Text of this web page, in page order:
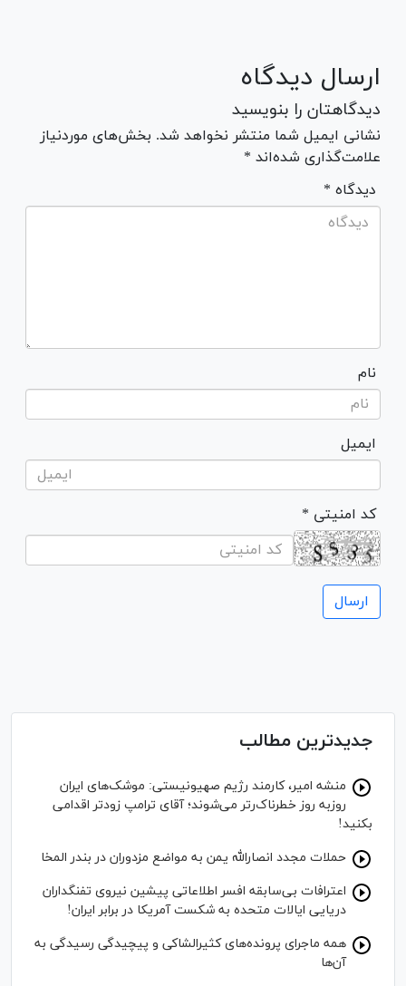
ارسال دیدگاه
دیدگاهتان را بنویسید
نشانی ایمیل شما منتشر نخواهد شد. بخش‌های موردنیاز
علامت‌گذاری شده‌اند *
* دیدگاه
نام
ایمیل
* کد امنیتی
جدیدترین مطالب
منشه امیر، کارمند رژیم صهیونیستی: موشک‌های ایران
روزبه روز خطرناک‌رتر می‌شوند؛ آقای ترامپ زودتر اقدامی
بکنید!
حملات مجدد انصارالله یمن به مواضع مزدوران در بندر المخا
اعترافات بی‌سابقه افسر اطلاعاتی پیشین نیروی تفنگداران
دریایی ایالات متحده به شکست آمریکا در برابر ایران!
همه ماجرای پرونده‌های کثیرالشاکی و پیچیدگی رسیدگی به
آن‌ها